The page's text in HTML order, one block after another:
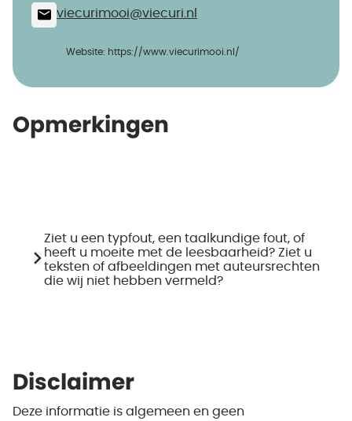
viecurimooi@​viecuri.nl
Website: https://www.viecurimooi.nl/
Opmerkingen
Ziet u een typfout, een taalkundige fout, of
heeft u moeite met de leesbaarheid? Ziet u
teksten of afbeeldingen met auteursrechten
die wij niet hebben vermeld?
Disclaimer
Deze informatie is algemeen en geen